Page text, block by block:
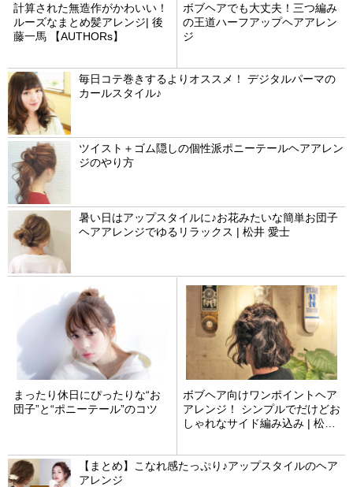
計算された無造作がかわいい！
ルーズなまとめ髪アレンジ| 後
藤一馬 【AUTHORs】
ボブヘアでも大丈夫！三つ編み
の王道ハーフアップヘアアレン
ジ
毎日コテ巻きするよりオススメ！ デジタルパーマの
カールスタイル♪
ツイスト＋ゴム隠しの個性派ポニーテールヘアアレン
ジのやり方
暑い日はアップスタイルに♪お花みたいな簡単お団子
ヘアアレンジでゆるリラックス | 松井 愛士
まったり休日にぴったりな“お
団子”と“ポニーテール”のコツ
ボブヘア向けワンポイントヘア
アレンジ！ シンプルでだけどお
しゃれなサイド編み込み | 松原
【まとめ】こなれ感たっぷり♪アップスタイルのヘア
アレンジ